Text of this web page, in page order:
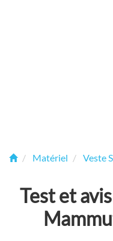
Matériel Veste
Test et